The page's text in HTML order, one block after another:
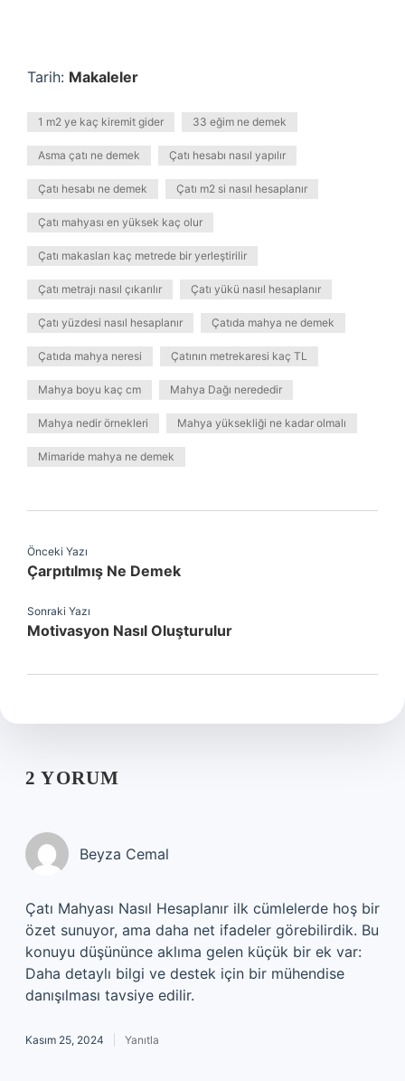
Tarih: Makaleler
1 m2 ye kaç kiremit gider 33 eğim ne demek
Asma çatı ne demek Çatı hesabı nasıl yapılır
Çatı hesabı ne demek Çatı m2 si nasıl hesaplanır
Çatı mahyası en yüksek kaç olur
Çatı makasları kaç metrede bir yerleştirilir
Çatı metrajı nasıl çıkarılır Çatı yükü nasıl hesaplanır
Çatı yüzdesi nasıl hesaplanır Çatıda mahya ne demek
Çatıda mahya neresi Çatının metrekaresi kaç TL
Mahya boyu kaç cm Mahya Dağı nerededir
Mahya nedir örnekleri Mahya yüksekliği ne kadar olmalı
Mimaride mahya ne demek
Önceki Yazı
Çarpıtılmış Ne Demek
Sonraki Yazı
Motivasyon Nasıl Oluşturulur
2 YORUM
Beyza Cemal
Çatı Mahyası Nasıl Hesaplanır ilk cümlelerde hoş bir
özet sunuyor, ama daha net ifadeler görebilirdik. Bu
konuyu düşününce aklıma gelen küçük bir ek var:
Daha detaylı bilgi ve destek için bir mühendise
danışılması tavsiye edilir.
Kasım 25, 2024 Yanıtla